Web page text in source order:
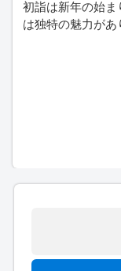
初詣は新年の始ま
は独特の魅力が